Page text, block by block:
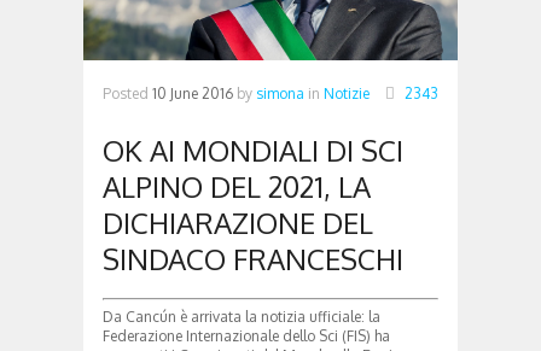
Posted 10 June 2016 by simona in Notizie 2343
OK AI MONDIALI DI SCI
ALPINO DEL 2021, LA
DICHIARAZIONE DEL
SINDACO FRANCESCHI
Da Cancún è arrivata la notizia ufficiale: la
Federazione Internazionale dello Sci (FIS) ha